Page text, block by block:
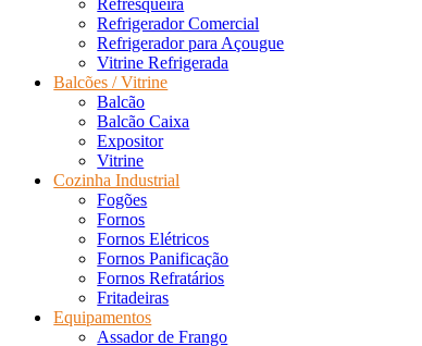
Refresqueira
Refrigerador Comercial
Refrigerador para Açougue
Vitrine Refrigerada
Balcões / Vitrine
Balcão
Balcão Caixa
Expositor
Vitrine
Cozinha Industrial
Fogões
Fornos
Fornos Elétricos
Fornos Panificação
Fornos Refratários
Fritadeiras
Equipamentos
Assador de Frango